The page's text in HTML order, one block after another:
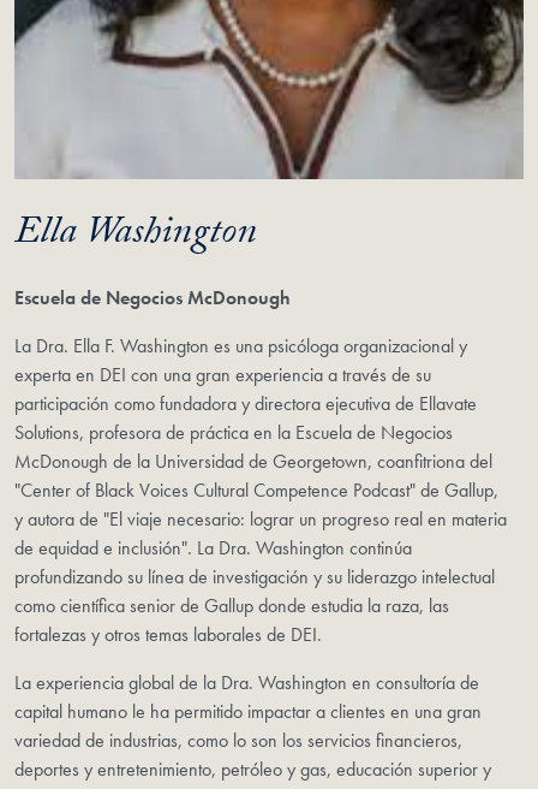
Ella Washington
Escuela de Negocios McDonough
La Dra. Ella F. Washington es una psicóloga organizacional y
experta en DEI con una gran experiencia a través de su
participación como fundadora y directora ejecutiva de Ellavate
Solutions, profesora de práctica en la Escuela de Negocios
McDonough de la Universidad de Georgetown, coanfitriona del
"Center of Black Voices Cultural Competence Podcast" de Gallup,
y autora de "El viaje necesario: lograr un progreso real en materia
de equidad e inclusión". La Dra. Washington continúa
profundizando su línea de investigación y su liderazgo intelectual
como científica senior de Gallup donde estudia la raza, las
fortalezas y otros temas laborales de DEI.
La experiencia global de la Dra. Washington en consultoría de
capital humano le ha permitido impactar a clientes en una gran
variedad de industrias, como lo son los servicios financieros,
deportes y entretenimiento, petróleo y gas, educación superior y